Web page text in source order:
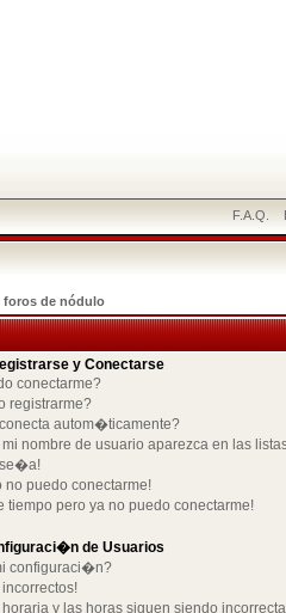
F.A.Q.
de nódulo
y Conectarse
conectarme?
registrarme?
autom�ticamente?
nombre de usuario aparezca en las
puedo conectarme!
pero ya no puedo conectarme!
de Usuarios
configuraci�n?
y las horas siguen siendo